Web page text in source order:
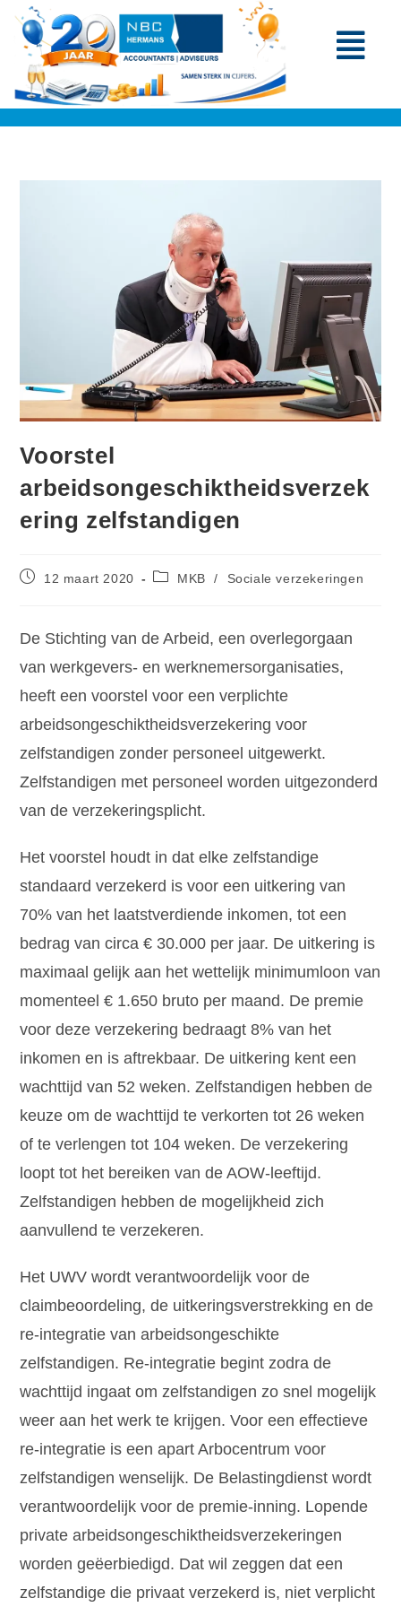
Voorstel
arbeidsongeschiktheidsverzek
ering zelfstandigen
12 maart 2020 MKB / Sociale verzekeringen
De Stichting van de Arbeid, een overlegorgaan
van werkgevers- en werknemersorganisaties,
heeft een voorstel voor een verplichte
arbeidsongeschiktheidsverzekering voor
zelfstandigen zonder personeel uitgewerkt.
Zelfstandigen met personeel worden uitgezonderd
van de verzekeringsplicht.
Het voorstel houdt in dat elke zelfstandige
standaard verzekerd is voor een uitkering van
70% van het laatstverdiende inkomen, tot een
bedrag van circa € 30.000 per jaar. De uitkering is
maximaal gelijk aan het wettelijk minimumloon van
momenteel € 1.650 bruto per maand. De premie
voor deze verzekering bedraagt 8% van het
inkomen en is aftrekbaar. De uitkering kent een
wachttijd van 52 weken. Zelfstandigen hebben de
keuze om de wachttijd te verkorten tot 26 weken
of te verlengen tot 104 weken. De verzekering
loopt tot het bereiken van de AOW-leeftijd.
Zelfstandigen hebben de mogelijkheid zich
aanvullend te verzekeren.
Het UWV wordt verantwoordelijk voor de
claimbeoordeling, de uitkeringsverstrekking en de
re-integratie van arbeidsongeschikte
zelfstandigen. Re-integratie begint zodra de
wachttijd ingaat om zelfstandigen zo snel mogelijk
weer aan het werk te krijgen. Voor een effectieve
re-integratie is een apart Arbocentrum voor
zelfstandigen wenselijk. De Belastingdienst wordt
verantwoordelijk voor de premie-inning. Lopende
private arbeidsongeschiktheidsverzekeringen
worden geëerbiedigd. Dat wil zeggen dat een
zelfstandige die privaat verzekerd is, niet verplicht